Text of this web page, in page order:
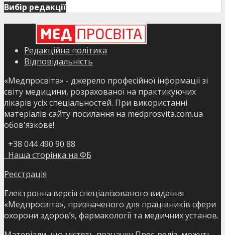
Вибір редакції
Редакційна політика
Відповідальність
«Медпросвіта» - джерело професійної інформації зі
світу медицини, розрахованої на практикуючих
лікарів усіх спеціальностей. При використанні
матеріалів сайту посилання на medprosvita.com.ua
обов'язкове!
+38 044 490 90 88
Наша сторінка на ФБ
Реєстрація
Електронна версія спеціалізованого видання
«Медпросвіта», призначеного для працівників сфери
охорони здоров’я, фармакології та медичних установ.